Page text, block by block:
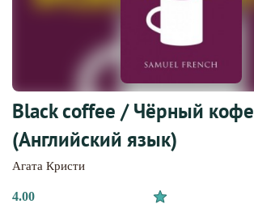
Black coffee / Чёрный кофе
(Английский язык)
Агата Кристи
4.00